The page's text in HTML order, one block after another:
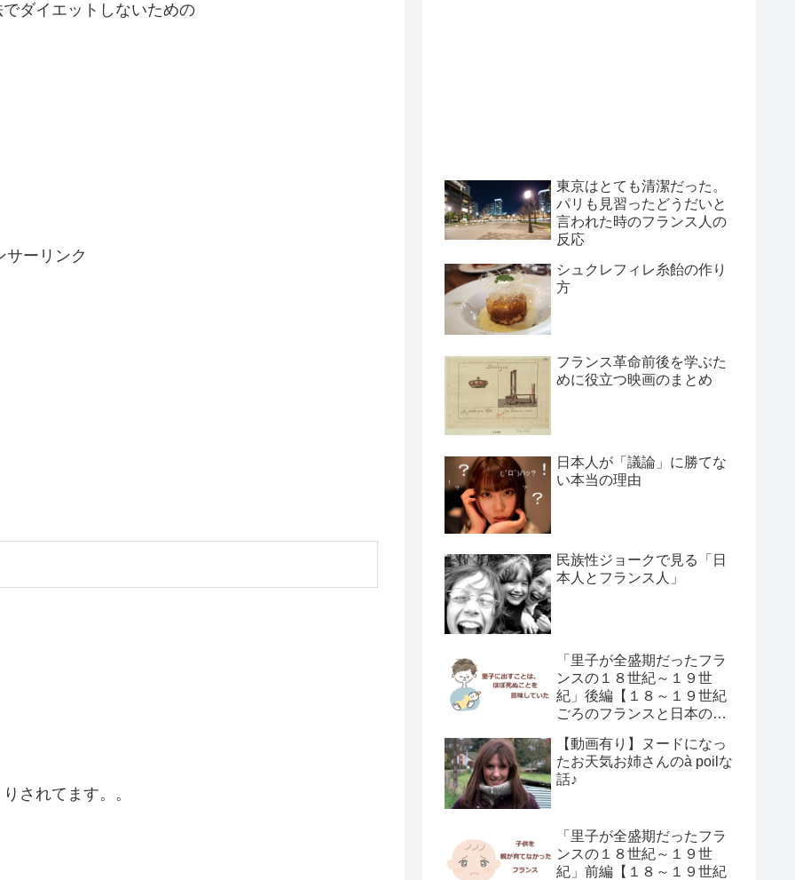
ダイエットしないための
サーリンク
されてます。。
東京はとても清潔だった。
パリも見習ったどうだいと
言われた時のフランス人の
反応
シュクレフィレ糸飴の作り
方
フランス革命前後を学ぶた
めに役立つ映画のまとめ
日本人が「議論」に勝てな
い本当の理由
民族性ジョークで見る「日
本人とフランス人」
「里子が全盛期だったフラ
ンスの１８世紀～１９世
紀」後編【１８～１９世紀
ごろのフランスと日本の子
【動画有り】ヌードになっ
たお天気お姉さんのà poilな
話♪
「里子が全盛期だったフラ
ンスの１８世紀～１９世
紀」前編【１８～１９世紀